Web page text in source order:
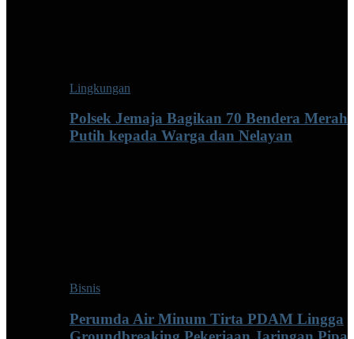
Lingkungan
Polsek Jemaja Bagikan 70 Bendera Merah
Putih kepada Warga dan Nelayan
Bisnis
Perumda Air Minum Tirta PDAM Lingga